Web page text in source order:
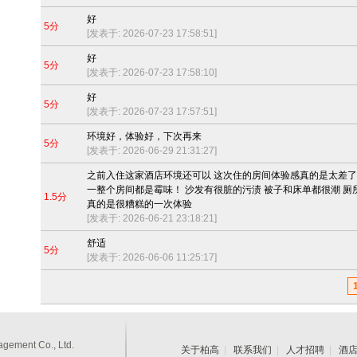
5分
好
[发表于: 2026-07-23 17:58:51]
5分
好
[发表于: 2026-07-23 17:58:10]
5分
好
[发表于: 2026-07-23 17:57:51]
5分
环境好，体验好，下次再来
[发表于: 2026-06-29 21:31:27]
1.5分
之前入住这家酒店环境还可以 这次住的房间体验感真的是太差
一整个房间都是霉味！ 沙发有很脏的污渍 被子和床单都很潮 厕
真的是很糟糕的一次体验
[发表于: 2026-06-21 23:18:21]
5分
舒适
[发表于: 2026-06-06 11:25:17]
Co., Ltd. 关于柏高 联系我们 人才招聘 酒